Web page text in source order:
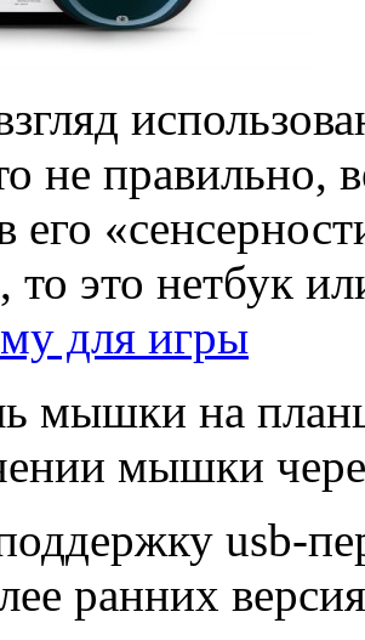
не правильно,
его
это нетбук
для игры
мышки на
мышки
usb-
ранних